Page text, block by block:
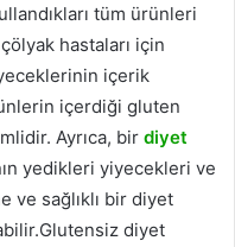
tüm ürünleri
hastaları için
içerik
içerdiği gluten
Ayrıca, bir diyet
yedikleri yiyecekleri ve
ve sağlıklı bir diyet
diyet